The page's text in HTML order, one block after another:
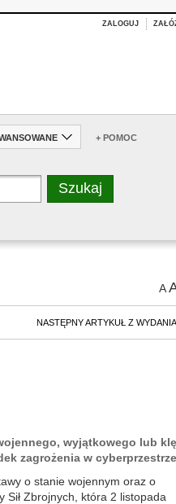
ZALOGUJ
+ POMOC
A
NASTĘPNY ARTYKUŁ Z WYDANIA
wyjątkowego lub
zagrożenia w
o stanie wojennym oraz o
Sił Zbrojnych, która 2 listopada